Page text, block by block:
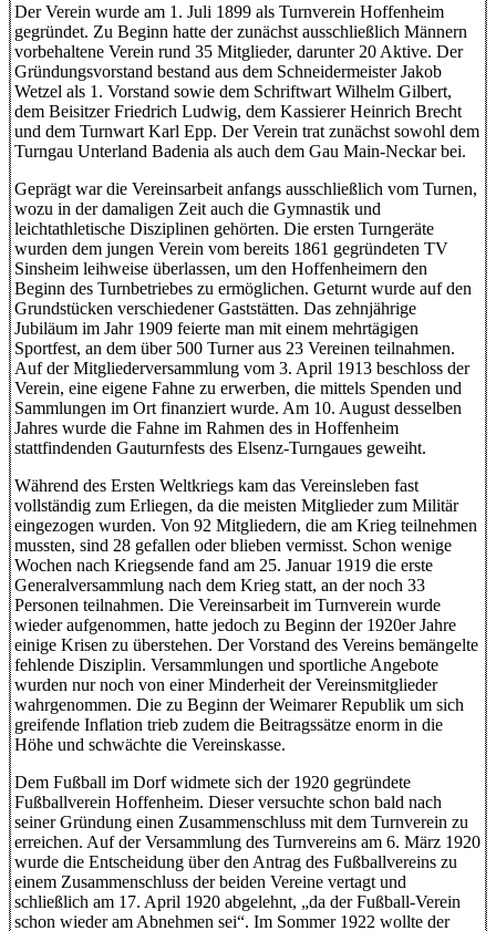
Der Verein wurde am 1. Juli 1899 als Turnverein Hoffenheim
gegründet. Zu Beginn hatte der zunächst ausschließlich Männern
vorbehaltene Verein rund 35 Mitglieder, darunter 20 Aktive. Der
Gründungsvorstand bestand aus dem Schneidermeister Jakob
Wetzel als 1. Vorstand sowie dem Schriftwart Wilhelm Gilbert,
dem Beisitzer Friedrich Ludwig, dem Kassierer Heinrich Brecht
und dem Turnwart Karl Epp. Der Verein trat zunächst sowohl dem
Turngau Unterland Badenia als auch dem Gau Main-Neckar bei.
Geprägt war die Vereinsarbeit anfangs ausschließlich vom Turnen,
wozu in der damaligen Zeit auch die Gymnastik und
leichtathletische Disziplinen gehörten. Die ersten Turngeräte
wurden dem jungen Verein vom bereits 1861 gegründeten TV
Sinsheim leihweise überlassen, um den Hoffenheimern den
Beginn des Turnbetriebes zu ermöglichen. Geturnt wurde auf den
Grundstücken verschiedener Gaststätten. Das zehnjährige
Jubiläum im Jahr 1909 feierte man mit einem mehrtägigen
Sportfest, an dem über 500 Turner aus 23 Vereinen teilnahmen.
Auf der Mitgliederversammlung vom 3. April 1913 beschloss der
Verein, eine eigene Fahne zu erwerben, die mittels Spenden und
Sammlungen im Ort finanziert wurde. Am 10. August desselben
Jahres wurde die Fahne im Rahmen des in Hoffenheim
stattfindenden Gauturnfests des Elsenz-Turngaues geweiht.
Während des Ersten Weltkriegs kam das Vereinsleben fast
vollständig zum Erliegen, da die meisten Mitglieder zum Militär
eingezogen wurden. Von 92 Mitgliedern, die am Krieg teilnehmen
mussten, sind 28 gefallen oder blieben vermisst. Schon wenige
Wochen nach Kriegsende fand am 25. Januar 1919 die erste
Generalversammlung nach dem Krieg statt, an der noch 33
Personen teilnahmen. Die Vereinsarbeit im Turnverein wurde
wieder aufgenommen, hatte jedoch zu Beginn der 1920er Jahre
einige Krisen zu überstehen. Der Vorstand des Vereins bemängelte
fehlende Disziplin. Versammlungen und sportliche Angebote
wurden nur noch von einer Minderheit der Vereinsmitglieder
wahrgenommen. Die zu Beginn der Weimarer Republik um sich
greifende Inflation trieb zudem die Beitragssätze enorm in die
Höhe und schwächte die Vereinskasse.
Dem Fußball im Dorf widmete sich der 1920 gegründete
Fußballverein Hoffenheim. Dieser versuchte schon bald nach
seiner Gründung einen Zusammenschluss mit dem Turnverein zu
erreichen. Auf der Versammlung des Turnvereins am 6. März 1920
wurde die Entscheidung über den Antrag des Fußballvereins zu
einem Zusammenschluss der beiden Vereine vertagt und
schließlich am 17. April 1920 abgelehnt, „da der Fußball-Verein
schon wieder am Abnehmen sei“. Im Sommer 1922 wollte der